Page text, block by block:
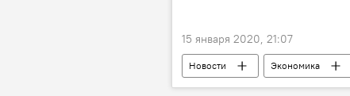
15 января 2020, 21:07
Новости Экономика